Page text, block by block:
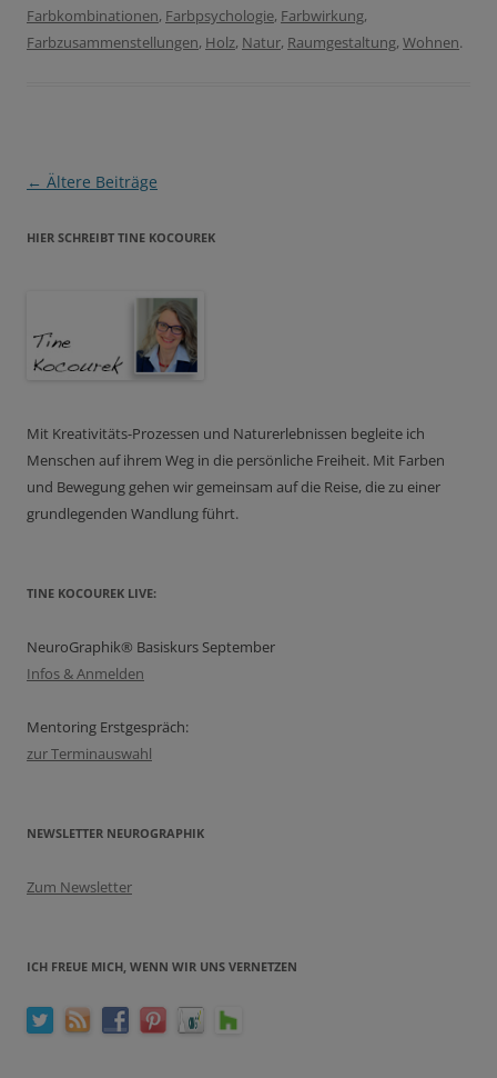
Farbkombinationen, Farbpsychologie, Farbwirkung,
Farbzusammenstellungen, Holz, Natur, Raumgestaltung, Wohnen.
Beitragsnavigation
← Ältere Beiträge
HIER SCHREIBT TINE KOCOUREK
Mit Kreativitäts-Prozessen und Naturerlebnissen begleite ich
Menschen auf ihrem Weg in die persönliche Freiheit. Mit Farben
und Bewegung gehen wir gemeinsam auf die Reise, die zu einer
grundlegenden Wandlung führt.
TINE KOCOUREK LIVE:
NeuroGraphik® Basiskurs September
Infos & Anmelden
Mentoring Erstgespräch:
zur Terminauswahl
NEWSLETTER NEUROGRAPHIK
Zum Newsletter
ICH FREUE MICH, WENN WIR UNS VERNETZEN